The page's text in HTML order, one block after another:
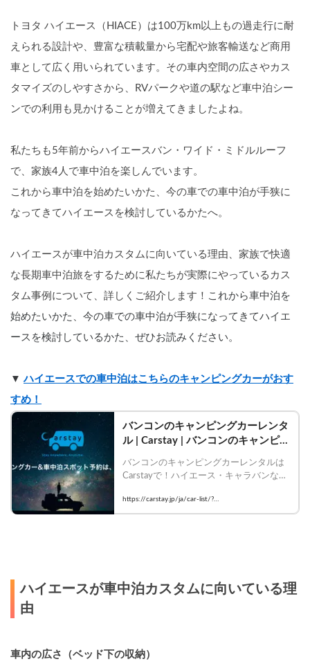
トヨタ ハイエース（HIACE）は100万km以上もの過走行に耐
えられる設計や 、豊富な積載量から宅配や旅客輸送など商用
車として広く用いられています。その車内空間の広さやカス
タマイズのしやすさから、RVパークや道の駅など車中泊シー
ンでの利用も見かけることが増えてきましたよね。
私たちも5年前からハイエースバン・ワイド・ミドルルーフ
で、家族4人で車中泊を楽しんでいます。
これから車中泊を始めたいかた、今の車での車中泊が手狭に
なってきてハイエースを検討しているかたへ。
ハイエースが車中泊カスタムに向いている理由、家族で快適
な長期車中泊旅をするために私たちが実際にやっているカス
タム事例について、詳しくご紹介します！ これから車中泊を
始めたいかた、今の車での車中泊が手狭になってきてハイエ
ースを検討しているかた、ぜひお読みください。
▼ ハイエースでの車中泊はこちらのキャンピングカーがおす
すめ！
バンコンのキャンピングカーレンタ
ル | Carstay | バンコンのキャンピン
バンコンのキャンピングカーレンタルは
Carstayで！ハイエース・キャラバンなど
ンライフ旅を今すぐ予約！ | バンコンの
キャンピングカー一覧
https://carstay.jp/ja/car-list/?
keyword=%E3%83%90%E3%83%B3%E3%82%B3%E
ハイエースが車中泊カスタムに向いている理
由
車内の広さ（ベッド下の収納）